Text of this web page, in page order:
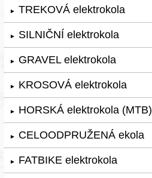
► TREKOVÁ elektrokola
► SILNIČNÍ elektrokola
► GRAVEL elektrokola
► KROSOVÁ elektrokola
► HORSKÁ elektrokola (MTB)
► CELOODPRUŽENÁ ekola
► FATBIKE elektrokola